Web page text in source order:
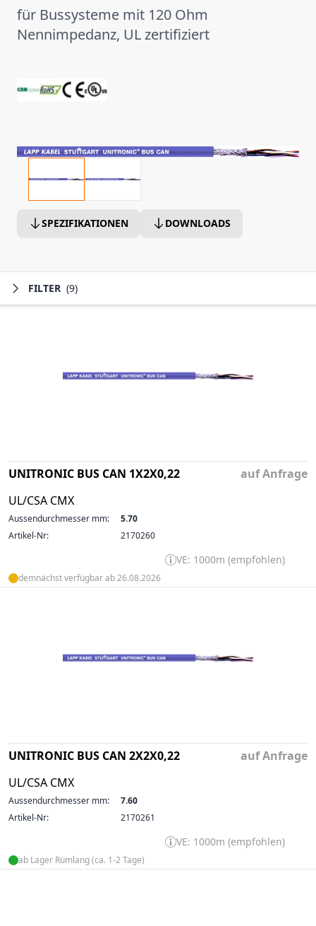
für Bussysteme mit 120 Ohm
Nennimpedanz, UL zertifiziert
SPEZIFIKATIONEN DOWNLOADS
FILTER (9)
UNITRONIC BUS CAN 1X2X0,22
UL/CSA CMX
auf Anfrage
Aussendurchmesser mm:
5.70
Artikel-Nr:
2170260
VE: 1000m (empfohlen)
demnächst verfügbar ab 26.08.2026
UNITRONIC BUS CAN 2X2X0,22
UL/CSA CMX
auf Anfrage
Aussendurchmesser mm:
7.60
Artikel-Nr:
2170261
VE: 1000m (empfohlen)
ab Lager Rümlang (ca. 1-2 Tage)